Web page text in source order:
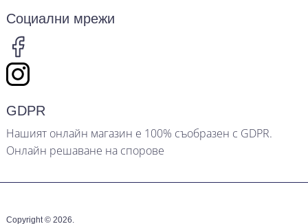
Социални мрежи
GDPR
Нашият онлайн магазин е 100% съобразен с GDPR.
Онлайн решаване на спорове
Copyright © 2026.